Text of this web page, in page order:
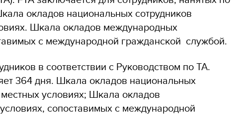
окладов национальных сотрудников
Шкала окладов международных
с международной гражданской службой.
в соответствии с Руководством по TA.
364 дня. Шкала окладов национальных
условиях; Шкала окладов
сопоставимых с международной